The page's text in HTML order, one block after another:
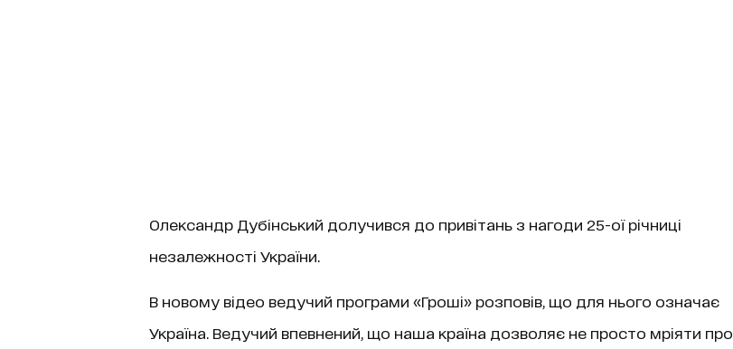
Олександр Дубінський долучився до привітань з нагоди 25-ої річниці
незалежності України.
В новому відео ведучий програми «Гроші»розповів, що для нього означає
Україна. Ведучий впевнений, що наша країна дозволяє не просто мріяти про